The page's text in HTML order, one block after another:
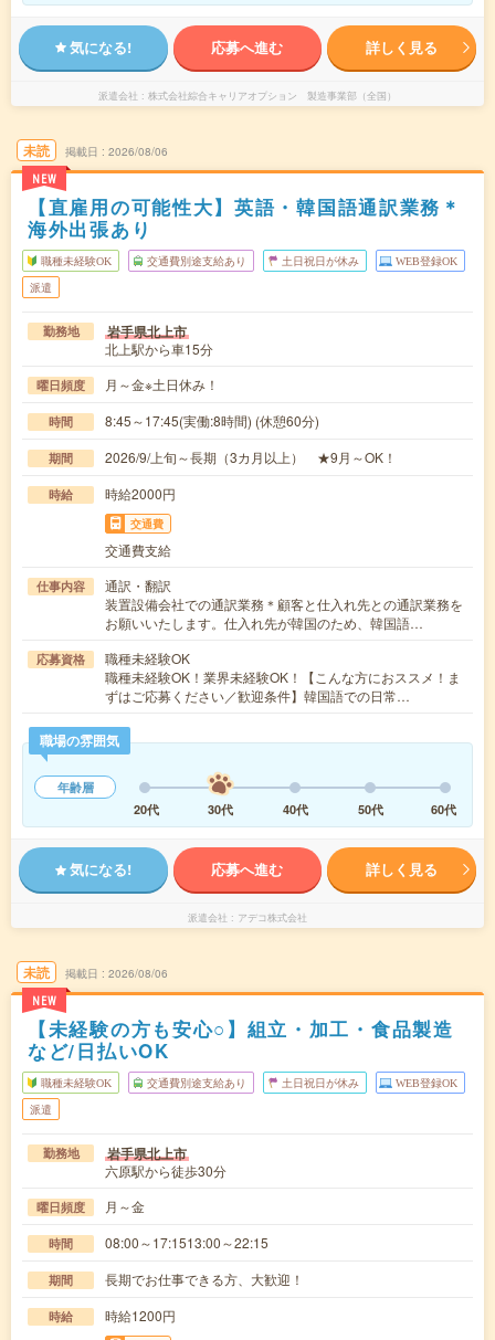
気になる! 応募へ進む 詳しく見る
派遣会社 株式会社綜合キャリアオプション 製造事業部（全国）
未読
NEW
掲載日 2026/08/06
【直雇用の可能性大】英語・韓国語通訳業務＊
海外出張あり
職種未経験OK 交通費別途支給あり 土日祝日が休み WEB登録OK
派遣
勤務地 岩手県北上市
北上駅から車15分
曜日頻度 月～金※土日休み！
時間 8:45～17:45(実働:8時間) (休憩60分)
期間 2026/9/上旬～長期（3カ月以上） ★9月～OK！
時給 時給2000円
交通費
交通費支給
仕事内容
通訳・翻訳
装置設備会社での通訳業務＊顧客と仕入れ先との通訳業務を
お願いいたします。仕入れ先が韓国のため、韓国語…
応募資格
職種未経験OK
職種未経験OK！業界未経験OK！【こんな方におススメ！ま
ずはご応募ください／歓迎条件】韓国語での日常…
職場の雰囲気
年齢層
20代
30代 40代 50代 60代
気になる! 応募へ進む 詳しく見る
派遣会社 アデコ株式会社
未読
NEW
掲載日 2026/08/06
【未経験の方も安心○】組立・加工・食品製造
など/日払いOK
職種未経験OK 交通費別途支給あり 土日祝日が休み WEB登録OK
派遣
勤務地 岩手県北上市
六原駅から徒歩30分
曜日頻度 月～金
時間 08:00～17:1513:00～22:15
期間 長期でお仕事できる方、大歓迎！
時給 時給1200円